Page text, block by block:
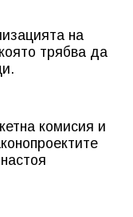
на
трябва да
комисия и